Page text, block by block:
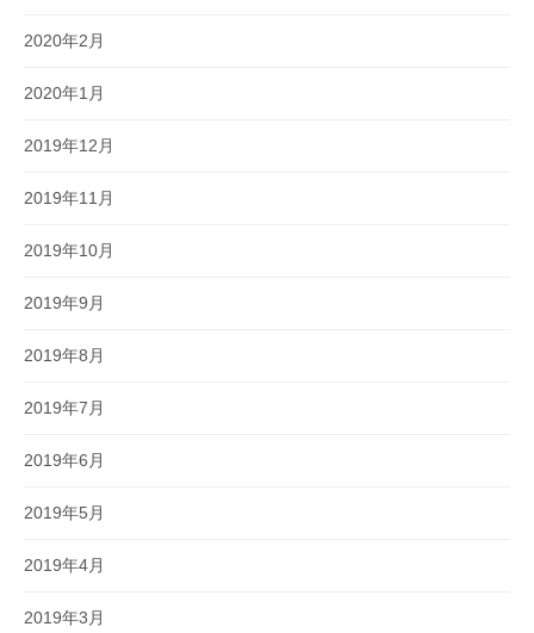
2020年2月
2020年1月
2019年12月
2019年11月
2019年10月
2019年9月
2019年8月
2019年7月
2019年6月
2019年5月
2019年4月
2019年3月